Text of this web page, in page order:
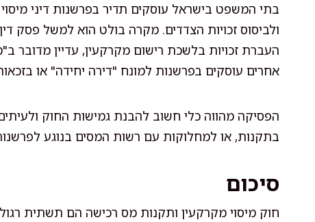
בתי המשפט בישראל עוסקים תדיר בפרשנות דיני
ולביסוס זכויות הצדדים. מקרה בולט הוא למשל
העברת זכויות בלשכת רישום מקרקעין, עדיין
אחרים עוסקים בפרשנות למונח "דירה יחידה" או
הפסיקה מהווה כלי חשוב להבנת גמישות החוק
בתקנות, או למחלוקות עם רשות המסים בנוגע
סיכום
חוק מיסוי מקרקעין ותקנות מס רכישה הם תשתית